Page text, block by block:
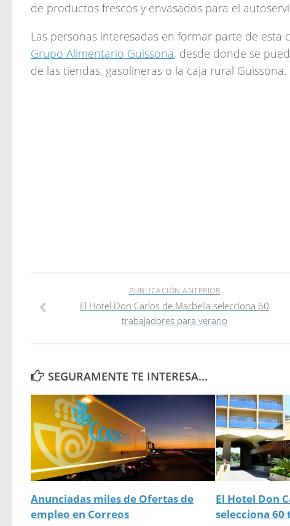
de productos frescos y envasados para el
Las personas interesadas en formar parte de
Grupo Alimentario Guissona, desde donde se
de las tiendas, gasolineras o la caja rural Guissona.
PUBLICACIÓN ANTERIOR
El Hotel Don Carlos de Marbella selecciona 60
trabajadores para verano
SEGURAMENTE TE INTERESA...
Anunciadas miles de Ofertas de
empleo en Correos
El Hotel Don
selecciona